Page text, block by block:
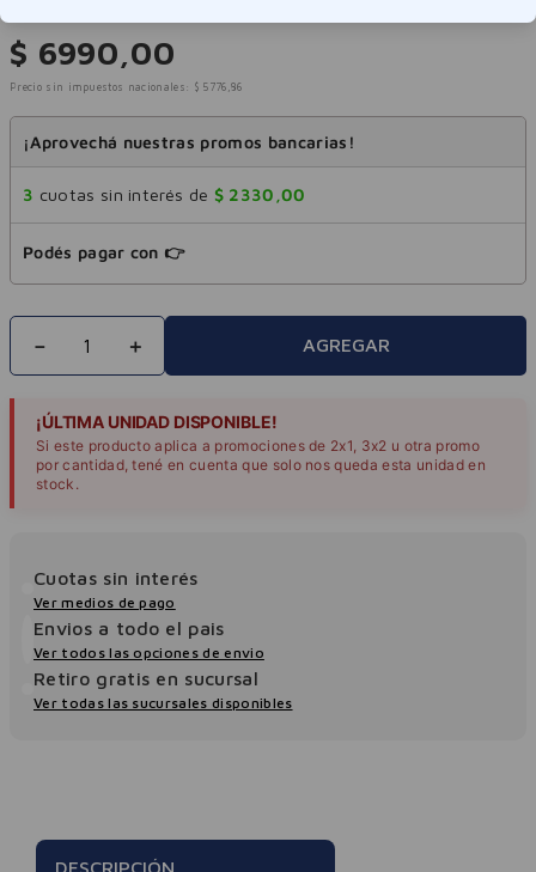
$ 6990,00
Precio sin impuestos nacionales: $ 5776 ,86
¡Aprovechá nuestras promos bancarias!
3 cuotas sin interés de $ 2330 ,00
Podés pagar con 👉
＋
－ AGREGAR
¡ÚLTIMA UNIDAD DISPONIBLE!
Si este producto aplica a promociones de 2x1, 3x2 u otra promo
por cantidad, tené en cuenta que solo nos queda esta unidad en
stock.
Cuotas sin interés
Ver medios de pago
Envios a todo el pais
Ver todos las opciones de envio
Retiro gratis en sucursal
Ver todas las sucursales disponibles